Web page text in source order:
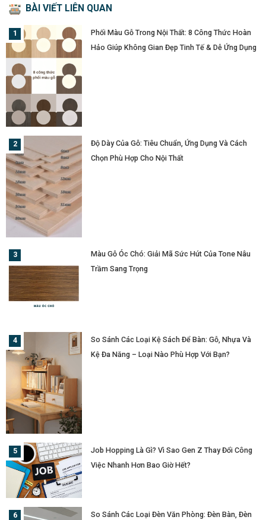
BÀI VIẾT LIÊN QUAN
Phối Màu Gỗ Trong Nội Thất: 8 Công Thức Hoàn
Hảo Giúp Không Gian Đẹp Tinh Tế & Dễ Ứng Dụng
Độ Dày Của Gỗ: Tiêu Chuẩn, Ứng Dụng Và Cách
Chọn Phù Hợp Cho Nội Thất
Màu Gỗ Óc Chó: Giải Mã Sức Hút Của Tone Nâu
Trầm Sang Trọng
So Sánh Các Loại Kệ Sách Để Bàn: Gỗ, Nhựa Và
Kệ Đa Năng – Loại Nào Phù Hợp Với Bạn?
Job Hopping Là Gì? Vì Sao Gen Z Thay Đổi Công
Việc Nhanh Hơn Bao Giờ Hết?
So Sánh Các Loại Đèn Văn Phòng: Đèn Bàn, Đèn